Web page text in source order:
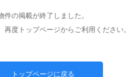
件の掲載が終了しました。
再度トップページからご利用ください。
トップページに戻る